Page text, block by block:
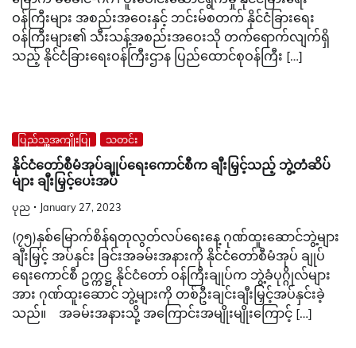
ဝန်ကြီးများ အစည်းအဝေးနှင့် ဘင်းမ်စတက် နိုင်ငံခြားရေး
ဝန်ကြီးများ၏ သီးသန့်အစည်းအဝေးသို တက်ရောက်လျက်ရှိ
သည့် နိုင်ငံခြားရေးဝန်ကြီးဌာန ပြည်ထောင်စုဝန်ကြီး […]
ပြည်သူ့အကျိုးပြု သတင်း
နိုင်ငံတော်စီမံအုပ်ချုပ်ရေးကောင်စီက ချီးမြှင့်သည့် ဘွဲ့တံဆိပ်
များ ချီးမြှင့်ပေးအပ်
ပုည January 27, 2023
(၇၅)နှစ်မြောက်စိန်ရတုလွတ်လပ်ရေးနေ့ ဂုဏ်ထူးဆောင်ဘွဲ့များ
ချီးမြှင့် အပ်နှင်း ခြင်းအခမ်းအနားကို နိုင်ငံတော်စီမံအုပ် ချုပ်
ရေးကောင်စီ ဥက္ကဋ္ဌ နိုင်ငံတော် ဝန်ကြီးချုပ်က ဘွဲ့ခံပုဂ္ဂိုလ်များ
အား ဂုဏ်ထူးဆောင် ဘွဲ့များကို တစ်ဦးချင်းချီးမြှင့်အပ်နှင်းခဲ့
သည်။ အခမ်းအနားသို့ အကြောင်းအမျိုးမျိုးကြောင့် […]